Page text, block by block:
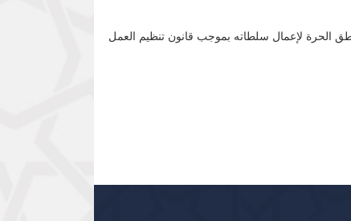
من المجلس القومي للأسواق والمناطق الحرة لإعمال سلطاته بموجب قانون تنظيم العمل